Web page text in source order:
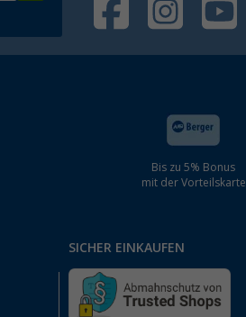
Bis zu 5% Bonus
mit der Vorteilskarte
SICHER EINKAUFEN